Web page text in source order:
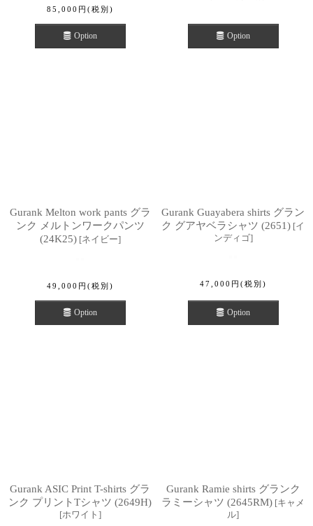
85,000 円 (税別)
Option Option
Gurank Melton work pants グラ
ンク メルトンワークパンツ
(24K25) [ネイビー]
49,000 円 (税別)
Option
Gurank Guayabera shirts グラン
ク グアヤベラシャツ (2651) [イ
ンディゴ]
47,000 円 (税別)
Option
Gurank ASIC Print T-shirts グラ
ンク プリントTシャツ (2649H)
[ホワイト ]
Gurank Ramie shirts グランク
ラミーシャツ (2645RM) [キャメ
ル]